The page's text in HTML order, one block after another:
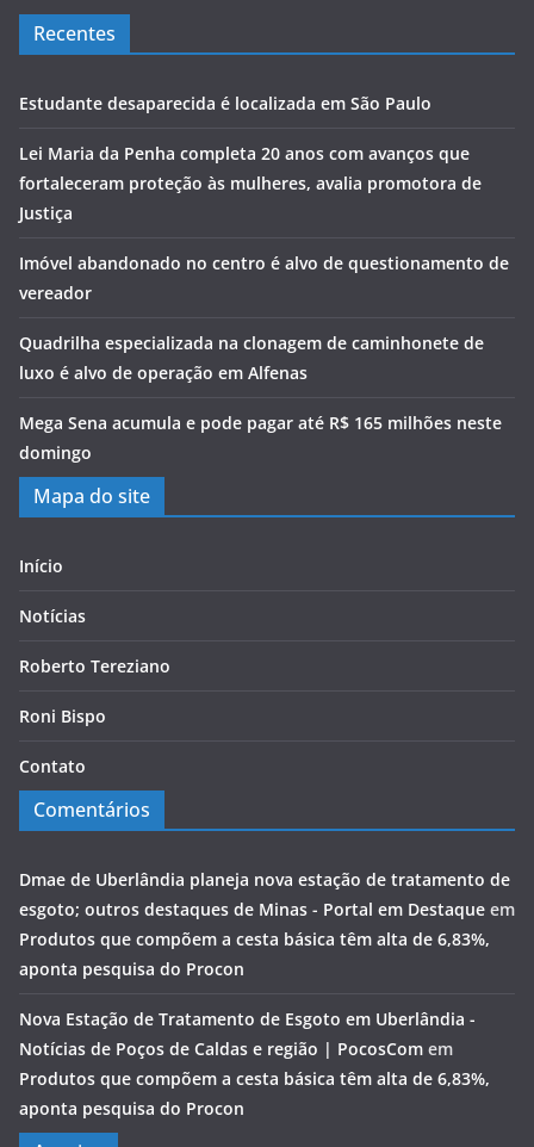
Recentes
Estudante desaparecida é localizada em São Paulo
Lei Maria da Penha completa 20 anos com avanços que
fortaleceram proteção às mulheres, avalia promotora de
Justiça
Imóvel abandonado no centro é alvo de questionamento de
vereador
Quadrilha especializada na clonagem de caminhonete de
luxo é alvo de operação em Alfenas
Mega Sena acumula e pode pagar até R$ 165 milhões neste
domingo
Mapa do site
Início
Notícias
Roberto Tereziano
Roni Bispo
Contato
Comentários
Dmae de Uberlândia planeja nova estação de tratamento de
esgoto; outros destaques de Minas - Portal em Destaque em
Produtos que compõem a cesta básica têm alta de 6,83%,
aponta pesquisa do Procon
Nova Estação de Tratamento de Esgoto em Uberlândia -
Notícias de Poços de Caldas e região | PocosCom em
Produtos que compõem a cesta básica têm alta de 6,83%,
aponta pesquisa do Procon